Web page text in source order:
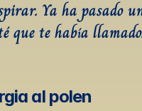
Ya ha pasado
que te había
al polen